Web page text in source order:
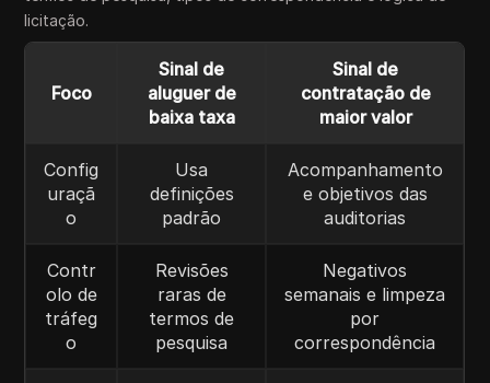
licitação.
Foco
Sinal de
aluguer de
baixa taxa
Sinal de
contratação de
maior valor
Config
uraçã
o
Usa
definições
padrão
Acompanhamento
e objetivos das
auditorias
Contr
olo de
tráfeg
o
Revisões
raras de
termos de
pesquisa
Negativos
semanais e limpeza
por
correspondência